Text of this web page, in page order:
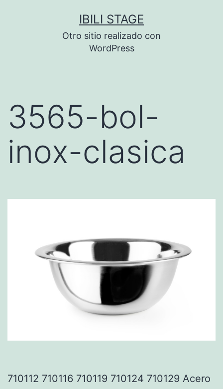
IBILI STAGE
Otro sitio realizado con
WordPress
3565-bol-
inox-clasica
710112 710116 710119 710124 710129 Acero